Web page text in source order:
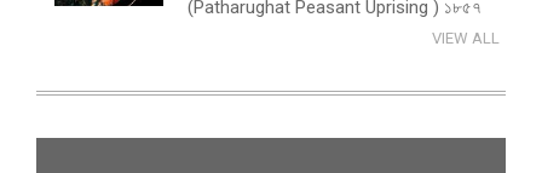
(Patharughat Peasant Uprising ) ১৮৫৭
VIEW ALL